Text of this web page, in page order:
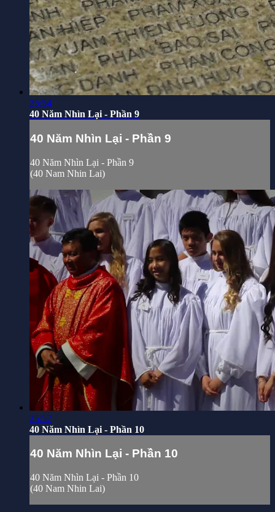
25:54
40 Năm Nhìn Lại - Phần 9
40 Năm Nhìn Lại - Phần 9
40 Năm Nhìn Lại - Phần 9
(40 Nam Nhin Lai)
25:57
40 Năm Nhìn Lại - Phần 10
40 Năm Nhìn Lại - Phần 10
40 Năm Nhìn Lại - Phần 10
(40 Nam Nhin Lai)